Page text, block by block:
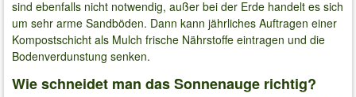
sind ebenfalls nicht notwendig, außer bei der Erde handelt es sich
um sehr arme Sandböden. Dann kann jährliches Auftragen einer
Kompostschicht als Mulch frische Nährstoffe eintragen und die
Bodenverdunstung senken.
Wie schneidet man das Sonnenauge richtig?